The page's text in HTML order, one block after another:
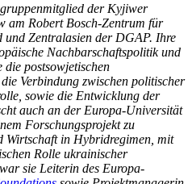
der Kyjiwer
am Robert Bosch-Zentrum für
und Zentralasien der DGAP. Ihre
Nachbarschaftspolitik und
postsowjetischen
Verbindung zwischen politischer
sowie die Entwicklung der
auch an der Europa-Universität
Forschungsprojekt zu
Wirtschaft in Hybridregimen, mit
Rolle ukrainischer
sie Leiterin des Europa-